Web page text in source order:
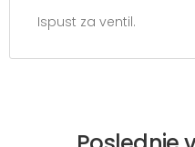
Ispust za ventil.